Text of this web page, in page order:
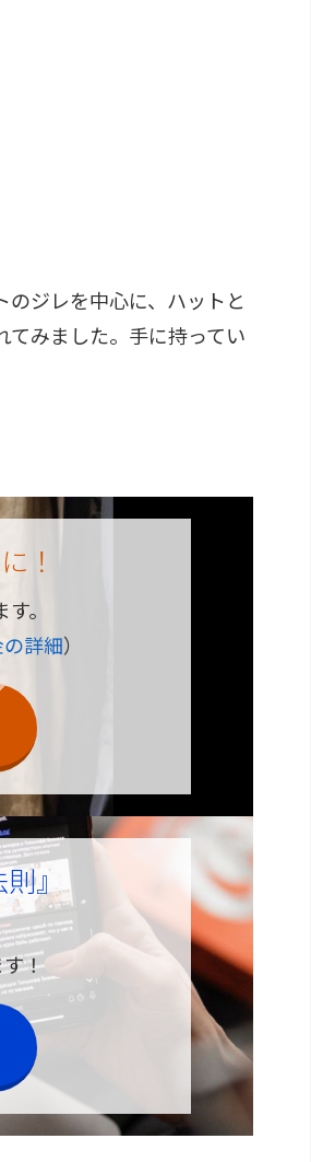
のジレを中心に、ハットと
みました。手に持ってい
！
。
詳細）
』
！